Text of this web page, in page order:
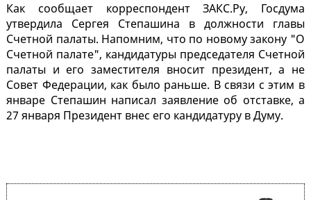
Как сообщает корреспондент ЗАКС.Ру, Госдума
утвердила Сергея Степашина в должности главы
Счетной палаты. Напомним, что по новому закону "О
Счетной палате", кандидатуры председателя Счетной
палаты и его заместителя вносит президент, а не
Совет Федерации, как было раньше. В связи с этим в
январе Степашин написал заявление об отставке, а
27 января Президент внес его кандидатуру в Думу.